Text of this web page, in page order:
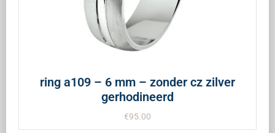
ring a109 – 6 mm – zonder cz zilver
gerhodineerd
€95.00